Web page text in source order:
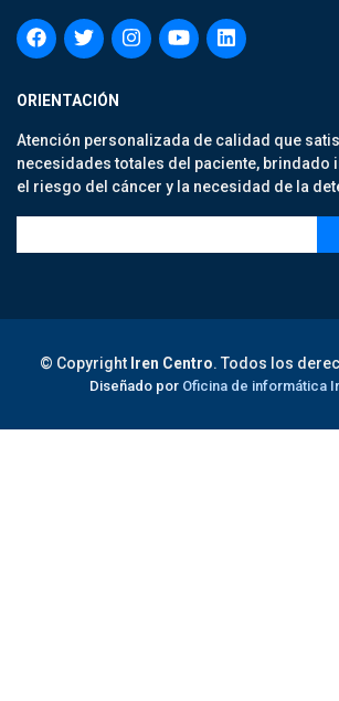
ORIENTACIÓN
Atención personalizada de calidad que
necesidades totales del paciente,
el riesgo del cáncer y la necesidad de la
© Copyright Iren Centro. Todos los
Diseñado por Oficina de informática